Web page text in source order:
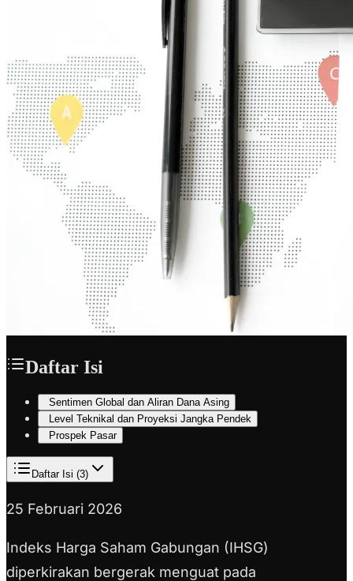
Daftar Isi
Sentimen Global dan Aliran Dana Asing
Level Teknikal dan Proyeksi Jangka Pendek
Prospek Pasar
Daftar Isi (3)
25 Februari 2026
Indeks Harga Saham Gabungan (IHSG)
diperkirakan bergerak menguat pada